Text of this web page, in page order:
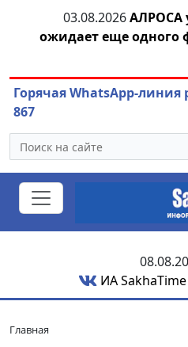
04.08.2026Маринычев
или
Горячая WhatsApp-линия
867
ИА
Главная